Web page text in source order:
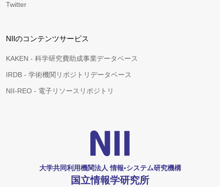
Twitter
NIIのコンテンツサービス
KAKEN - 科学研究費助成事業データベース
IRDB - 学術機関リポジトリデータベース
NII-REO - 電子リソースリポジトリ
大学共同利用機関法人 情報•システム研究機構
国立情報学研究所